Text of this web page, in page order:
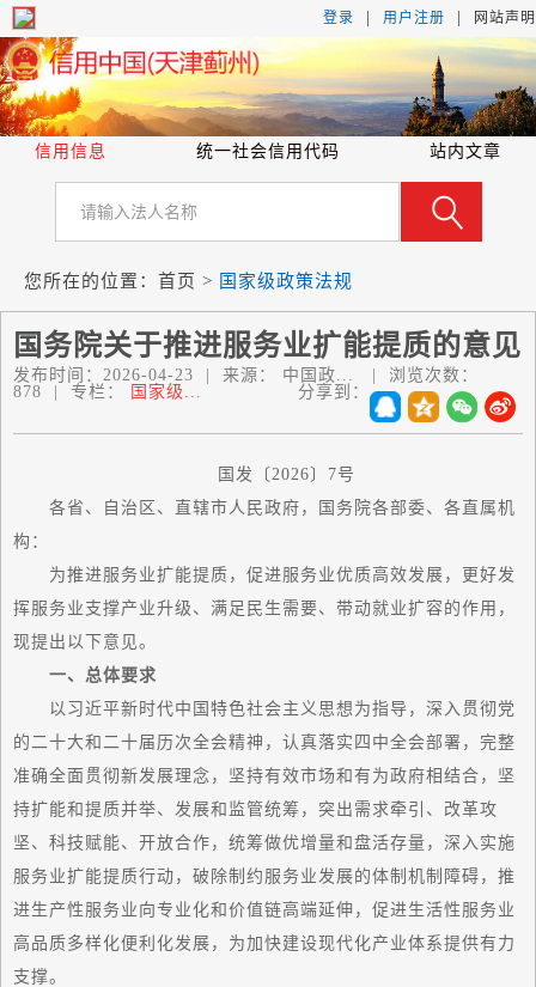
登录 用户注册 网站声明
信用信息 统一社会信用代码 站内文章
您所在的位置： 首页 > 国家级政策法规
国务院关于推进服务业扩能提质的意见
发布时间： 2026-04-23 来源： 中国政...
浏览次数：
878
专栏： 国家级... 分享到：
国发〔2026〕7号
各省、自治区、直辖市人民政府，国务院各部委、各直属机
构：
为推进服务业扩能提质，促进服务业优质高效发展，更好发
挥服务业支撑产业升级、满足民生需要、带动就业扩容的作用，
现提出以下意见。
一、总体要求
以习近平新时代中国特色社会主义思想为指导，深入贯彻党
的二十大和二十届历次全会精神，认真落实四中全会部署，完整
准确全面贯彻新发展理念，坚持有效市场和有为政府相结合，坚
持扩能和提质并举、发展和监管统筹，突出需求牵引、改革攻
坚、科技赋能、开放合作，统筹做优增量和盘活存量，深入实施
服务业扩能提质行动，破除制约服务业发展的体制机制障碍，推
进生产性服务业向专业化和价值链高端延伸，促进生活性服务业
高品质多样化便利化发展，为加快建设现代化产业体系提供有力
支撑。